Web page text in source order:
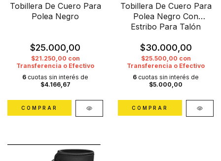
Tobillera De Cuero Para
Polea Negro
$25.000,00
$21.250,00 con
Transferencia o Efectivo
6 cuotas sin interés de
$4.166,67
Tobillera De Cuero Para
Polea Negro Con
Estribo Para Talón
$30.000,00
$25.500,00 con
Transferencia o Efectivo
6 cuotas sin interés de
$5.000,00